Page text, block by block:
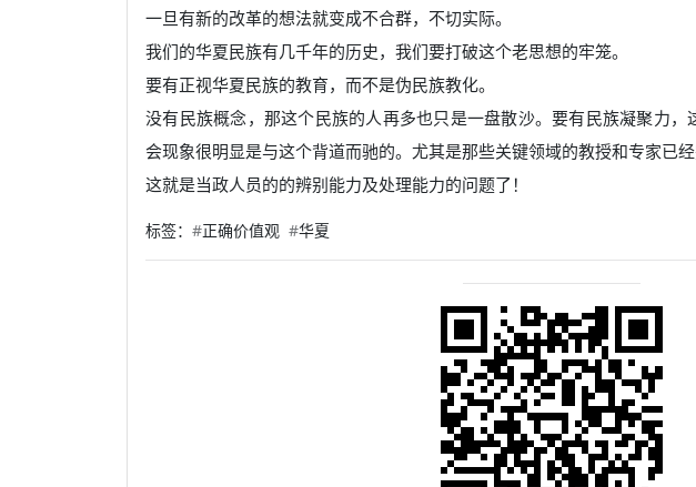
一旦有新的改革的想法就变成不合群，不切实际。
我们的华夏民族有几千年的历史，我们要打破这个老思想的牢笼。
要有正视华夏民族的教育，而不是伪民族教化。
没有民族概念，那这个民族的人再多也只是一盘散沙。要有民族凝聚力
会现象很明显是与这个背道而驰的。尤其是那些关键领域的教授和专家已经
这就是当政人员的的辨别能力及处理能力的问题了！
标签： #正确价值观 #华夏